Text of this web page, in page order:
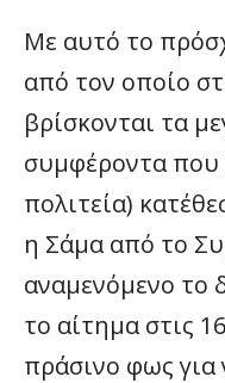
Με αυτό το
από τον οποίο
βρίσκονται τα
συμφέροντα που
πολιτεία)
η Σάμα από το
αναμενόμενο το
το αίτημα στις
πράσινο φως